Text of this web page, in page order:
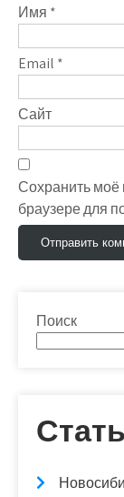
Имя *
Email *
Сайт
Сохранить моё
браузере для
Поиск